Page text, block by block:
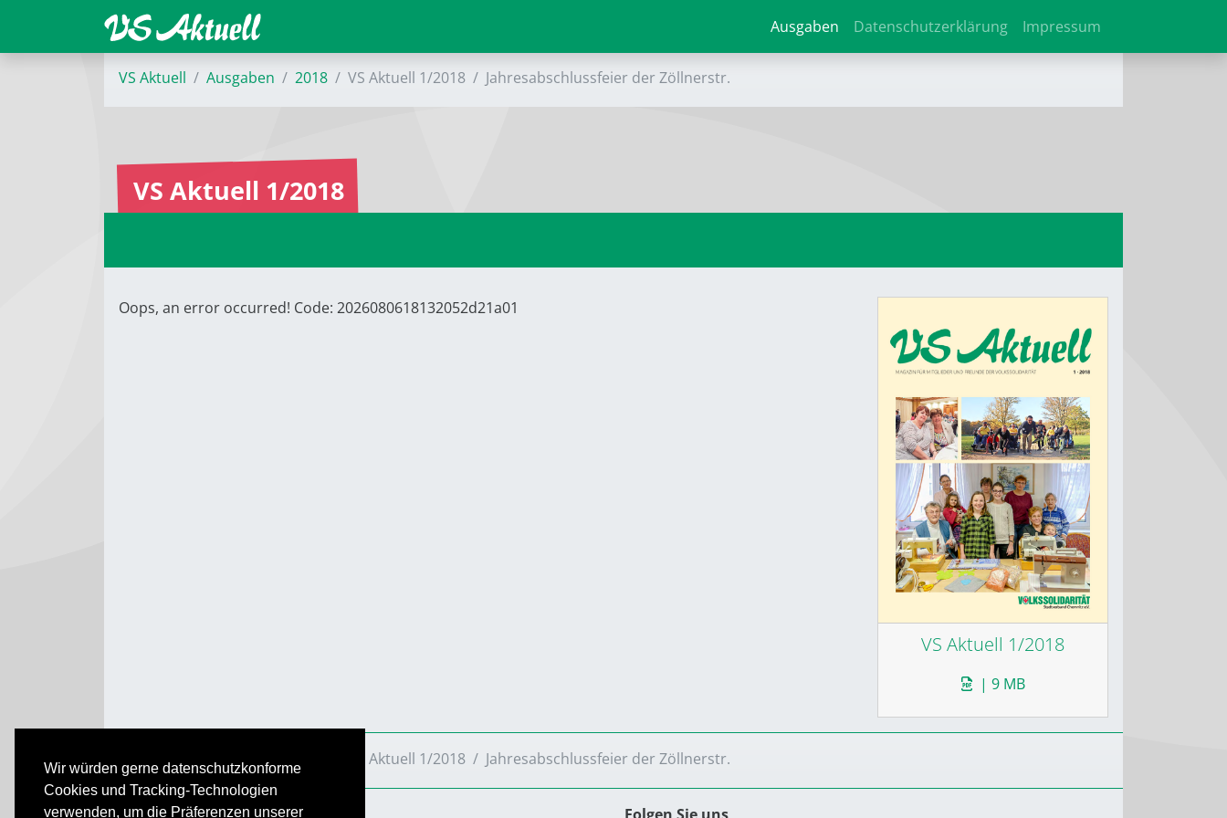
Wir würden gerne datenschutzkonforme
Cookies und Tracking-Technologien
verwenden, um die Präferenzen unserer
Ausgaben Datenschutzerklärung Impressum
VS Aktuell Ausgaben 2018 VS Aktuell 1/2018 Jahresabschlussfeier der Zöllnerstr.
VS Aktuell 1/2018
VS Aktuell 1/2018
| 9 MB
Oops, an error occurred! Code: 2026080618132052d21a01
VS Aktuell Ausgaben VS Aktuell 1/2018 Jahresabschlussfeier der Zöllnerstr.